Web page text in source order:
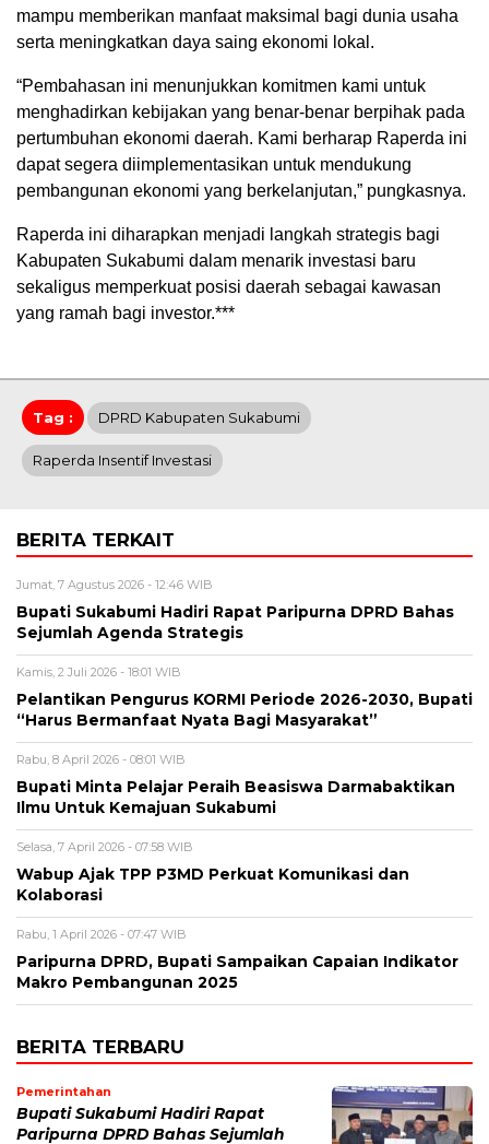
mampu memberikan manfaat maksimal bagi dunia usaha
serta meningkatkan daya saing ekonomi lokal.
“Pembahasan ini menunjukkan komitmen kami untuk
menghadirkan kebijakan yang benar-benar berpihak pada
pertumbuhan ekonomi daerah. Kami berharap Raperda ini
dapat segera diimplementasikan untuk mendukung
pembangunan ekonomi yang berkelanjutan,” pungkasnya.
Raperda ini diharapkan menjadi langkah strategis bagi
Kabupaten Sukabumi dalam menarik investasi baru
sekaligus memperkuat posisi daerah sebagai kawasan
yang ramah bagi investor.***
Tag : DPRD Kabupaten Sukabumi
Raperda Insentif Investasi
BERITA TERKAIT
Jumat, 7 Agustus 2026 - 12:46 WIB
Bupati Sukabumi Hadiri Rapat Paripurna DPRD Bahas
Sejumlah Agenda Strategis
Kamis, 2 Juli 2026 - 18:01 WIB
Pelantikan Pengurus KORMI Periode 2026-2030, Bupati
“Harus Bermanfaat Nyata Bagi Masyarakat”
Rabu, 8 April 2026 - 08:01 WIB
Bupati Minta Pelajar Peraih Beasiswa Darmabaktikan
Ilmu Untuk Kemajuan Sukabumi
Selasa, 7 April 2026 - 07:58 WIB
Wabup Ajak TPP P3MD Perkuat Komunikasi dan
Kolaborasi
Rabu, 1 April 2026 - 07:47 WIB
Paripurna DPRD, Bupati Sampaikan Capaian Indikator
Makro Pembangunan 2025
BERITA TERBARU
Pemerintahan
Bupati Sukabumi Hadiri Rapat
Paripurna DPRD Bahas Sejumlah